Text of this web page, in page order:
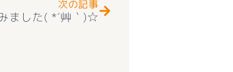
次の記事
ました( *´艸｀)☆